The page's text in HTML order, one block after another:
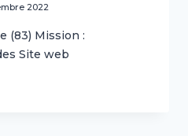
2022
(83) Mission :
Site web